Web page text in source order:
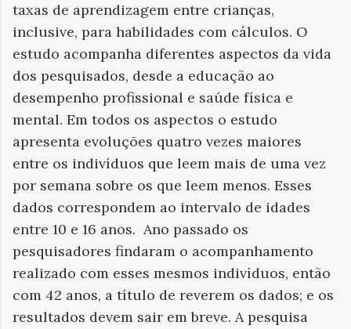
taxas de aprendizagem entre crianças,
inclusive, para habilidades com cálculos. O
estudo acompanha diferentes aspectos da vida
dos pesquisados, desde a educação ao
desempenho profissional e saúde física e
mental. Em todos os aspectos o estudo
apresenta evoluções quatro vezes maiores
entre os indivíduos que leem mais de uma vez
por semana sobre os que leem menos. Esses
dados correspondem ao intervalo de idades
entre 10 e 16 anos. Ano passado os
pesquisadores findaram o acompanhamento
realizado com esses mesmos indivíduos, então
com 42 anos, a título de reverem os dados; e os
resultados devem sair em breve. A pesquisa